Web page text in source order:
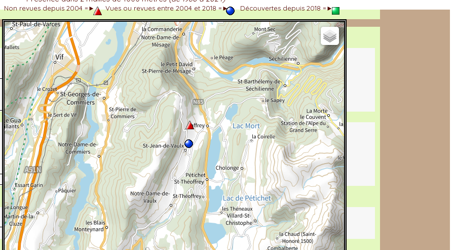
Alpes
et cotations UICN)
Non revues depuis 2004 =► Vues ou revues entre 2004 et 2018 =► Découvertes depuis 2018 =►